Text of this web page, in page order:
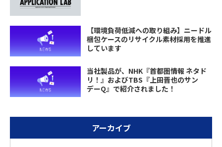
【環境負荷低減への取り組み】ニードル
梱包ケースのリサイクル素材採用を推進
しています
当社製品が、NHK『首都圏情報 ネタド
リ！』およびTBS『上田晋也のサン
デーQ』で紹介されました！
アーカイブ